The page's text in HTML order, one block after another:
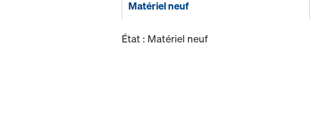
Matériel neuf
État : Matériel neuf